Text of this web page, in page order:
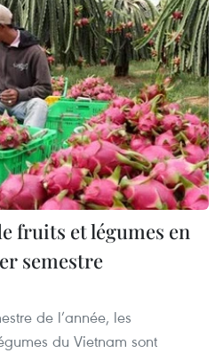
fruits et légumes en
semestre
de l’année, les
du Vietnam sont